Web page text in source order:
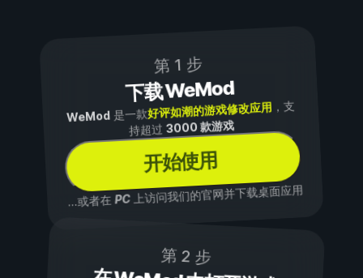
第 1 步
下载 WeMod
WeMod是一款好评如潮的游戏修改应用 ，支
持超过3000 款游戏
开始使用
...或者在PC上访问我们的官网并下载桌面应用
第 2 步